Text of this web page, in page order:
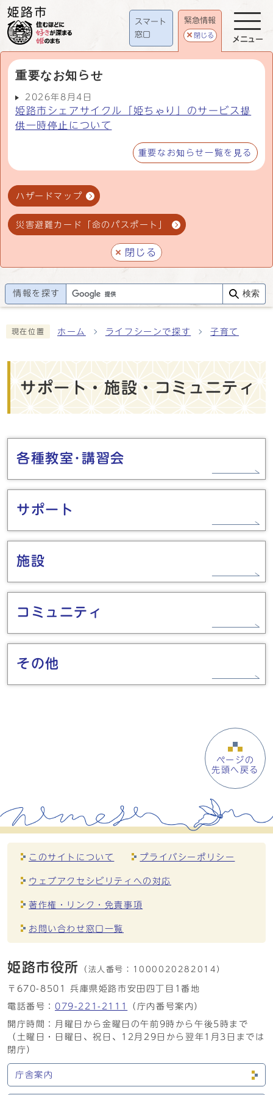
スマート
窓口
緊急情報
閉じる
重要なお知らせ
2026年8月4日
姫路市シェアサイクル「姫ちゃり」のサービス提
供一時停止について
重要なお知らせ一覧を見る
ハザードマップ
災害避難カード「命のパスポート」
閉じる
メニュー
情報を探す 検索
現在位置 ホーム ライフシーンで探す 子育て
サポート・施設・コミュニティ
メインメニュー
各種教室･講習会
サポート
施設
コミュニティ
その他
ページの
先頭へ戻る
このサイトについて プライバシーポリシー
ウェブアクセシビリティへの対応
著作権・リンク・免責事項
お問い合わせ窓口一覧
姫路市役所 （法人番号： 1000020282014）
〒670-8501 兵庫県姫路市安田四丁目1番地
電話番号： 079-221-2111
（庁内番号案内）
開庁時間：月曜日から金曜日の午前9時から午後5時まで
（土曜日・日曜日、祝日、12月29日から翌年1月3日までは
閉庁）
庁舎案内